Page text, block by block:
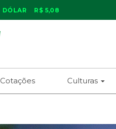
DÓLAR R$ 5,08
Cotações Culturas